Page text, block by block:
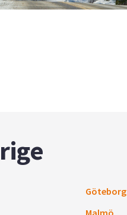
Göteborg
Malmö